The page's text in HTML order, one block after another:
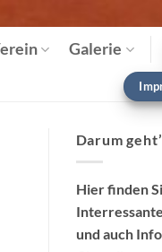
Galerie
Darum
Hier finden
und auch